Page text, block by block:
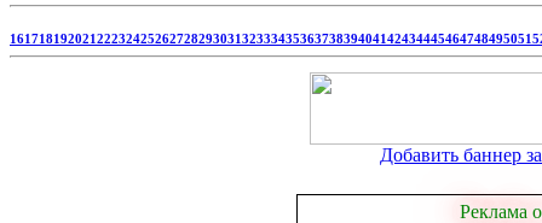
161718192021222324252627282930313233343536373839404142434445464748495051
Добавить баннер
Реклама